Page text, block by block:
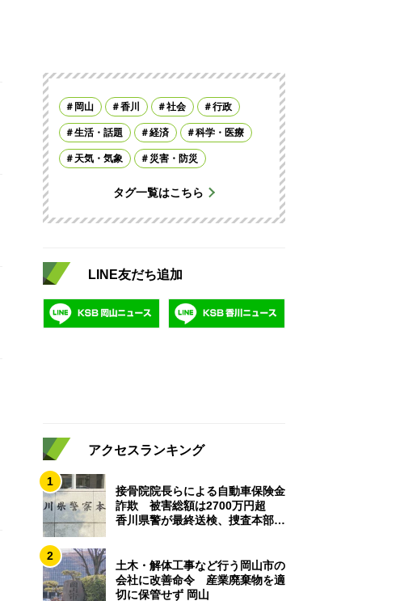
岡山 香川 社会 行政
生活・話題 経済 科学・医療
天気・気象 災害・防災
タグ一覧はこちら
LINE友だち追加
アクセスランキング
1
接骨院院長らによる自動車保険金
詐欺 被害総額は2700万円超
香川県警が最終送検、捜査本部解
2
土木・解体工事など行う岡山市の
会社に改善命令 産業廃棄物を適
切に保管せず 岡山